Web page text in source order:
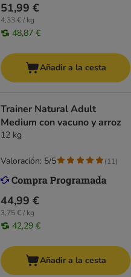
51,99 €
4,33 € / kg
48,87 €
Añadir a la cesta
Trainer Natural Adult
Medium con vacuno y arroz
12 kg
44,99 €
3,75 € / kg
42,29 €
Valoración: 5/5 (11)
Añadir a la cesta